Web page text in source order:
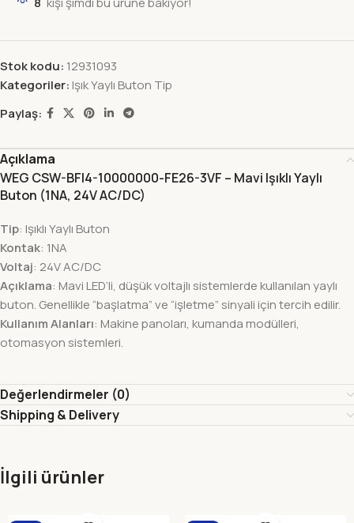
Stok kodu: 12931093
Kategoriler: Işık Yaylı Buton Tip
Paylaş:
Açıklama
WEG CSW-BFI4-10000000-FE26-3VF – Mavi Işıklı Yaylı
Buton (1NA, 24V AC/DC)
Tip: Işıklı Yaylı Buton
Kontak: 1NA
Voltaj: 24V AC/DC
Açıklama: Mavi LED’li, düşük voltajlı sistemlerde kullanılan yaylı
buton. Genellikle “başlatma” ve “işletme” sinyali için tercih edilir.
Kullanım Alanları: Makine panoları, kumanda modülleri,
otomasyon sistemleri.
Değerlendirmeler (0)
Shipping & Delivery
İlgili ürünler